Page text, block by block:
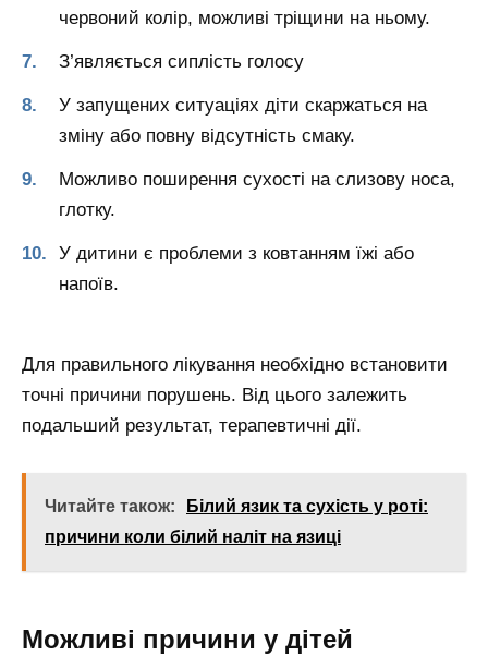
червоний колір, можливі тріщини на ньому.
З’являється сиплість голосу
У запущених ситуаціях діти скаржаться на
зміну або повну відсутність смаку.
Можливо поширення сухості на слизову носа,
глотку.
У дитини є проблеми з ковтанням їжі або
напоїв.
Для правильного лікування необхідно встановити
точні причини порушень. Від цього залежить
подальший результат, терапевтичні дії.
Читайте також:
Білий язик та сухість у роті:
причини коли білий наліт на язиці
Можливі причини у дітей